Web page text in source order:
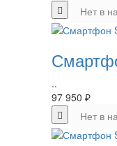
Нет в
..
97 950 ₽
Нет в